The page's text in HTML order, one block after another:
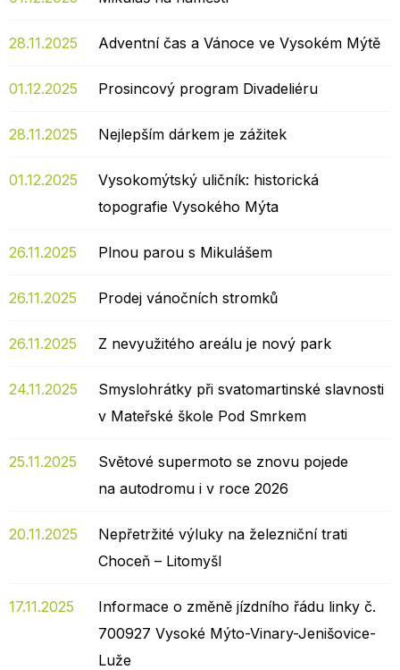
28.11.2025 Adventní čas a Vánoce ve Vysokém Mýtě
01.12.2025 Prosincový program Divadeliéru
28.11.2025 Nejlepším dárkem je zážitek
01.12.2025
Vysokomýtský uličník: historická
topografie Vysokého Mýta
26.11.2025 Plnou parou s Mikulášem
26.11.2025 Prodej vánočních stromků
26.11.2025 Z nevyužitého areálu je nový park
24.11.2025
Smyslohrátky při svatomartinské slavnosti
v Mateřské škole Pod Smrkem
25.11.2025
Světové supermoto se znovu pojede
na autodromu i v roce 2026
20.11.2025
Nepřetržité výluky na železniční trati
Choceň – Litomyšl
17.11.2025
Informace o změně jízdního řádu linky č.
700927 Vysoké Mýto-Vinary-Jenišovice-
Luže